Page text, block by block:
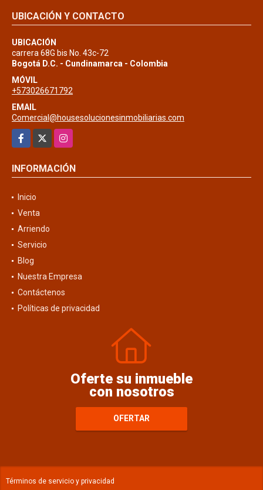
UBICACIÓN Y CONTACTO
UBICACIÓN
carrera 68G bis No. 43c-72
Bogotá D.C. - Cundinamarca - Colombia
MÓVIL
+573026671792
EMAIL
Comercial@housesolucionesinmobiliarias.com
Facebook
Instagram
INFORMACIÓN
Inicio
Venta
Arriendo
Servicio
Blog
Nuestra Empresa
Contáctenos
Políticas de privacidad
Oferte su inmueble
con nosotros
OFERTAR
Términos de servicio y privacidad